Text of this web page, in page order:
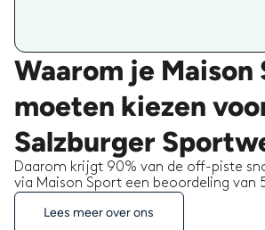
Waarom je Maison
moeten kiezen
Salzburger
Daarom krijgt 90% van de off-piste
via Maison Sport een beoordeling van
Lees meer over ons